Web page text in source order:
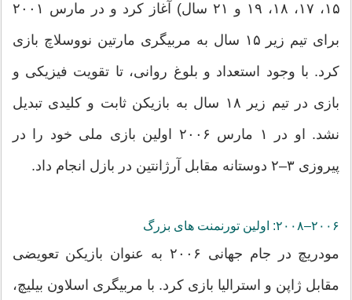
۱۵، ۱۷، ۱۸، ۱۹ و ۲۱ سال) آغاز کرد و در مارس ۲۰۰۱
برای تیم زیر ۱۵ سال به مربیگری مارتین نووسلاچ بازی
کرد. با وجود استعداد و بلوغ روانی، تا تقویت فیزیکی و
بازی در تیم زیر ۱۸ سال به بازیکن ثابت و کلیدی تبدیل
نشد. او در ۱ مارس ۲۰۰۶ اولین بازی ملی خود را در
پیروزی ۳–۲ دوستانه مقابل آرژانتین در بازل انجام داد.
۲۰۰۶–۲۰۰۸: اولین تورنمنت های بزرگ
مودریچ در جام جهانی ۲۰۰۶ به عنوان بازیکن تعویضی
مقابل ژاپن و استرالیا بازی کرد. با مربیگری اسلاون بیلیچ،